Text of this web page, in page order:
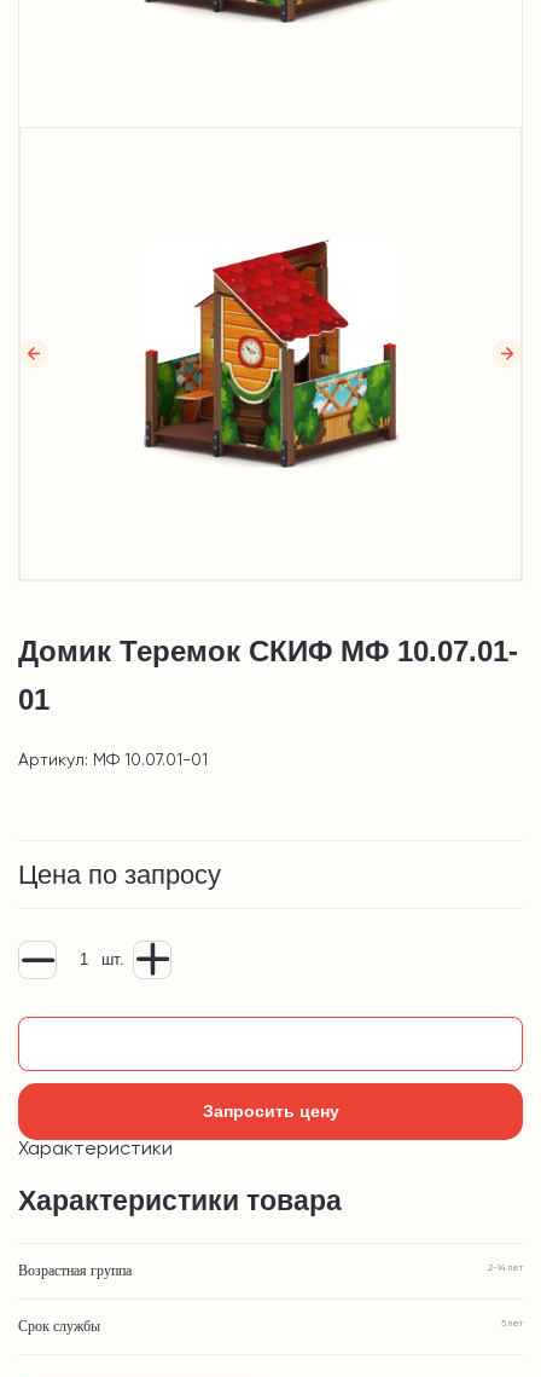
Домик Теремок СКИФ МФ 10.07.01-
01
Артикул: МФ 10.07.01-01
Цена по запросу
шт.
Запросить цену
Характеристики
Характеристики товара
Возрастная группа 2-14 лет
Срок службы 5 лет